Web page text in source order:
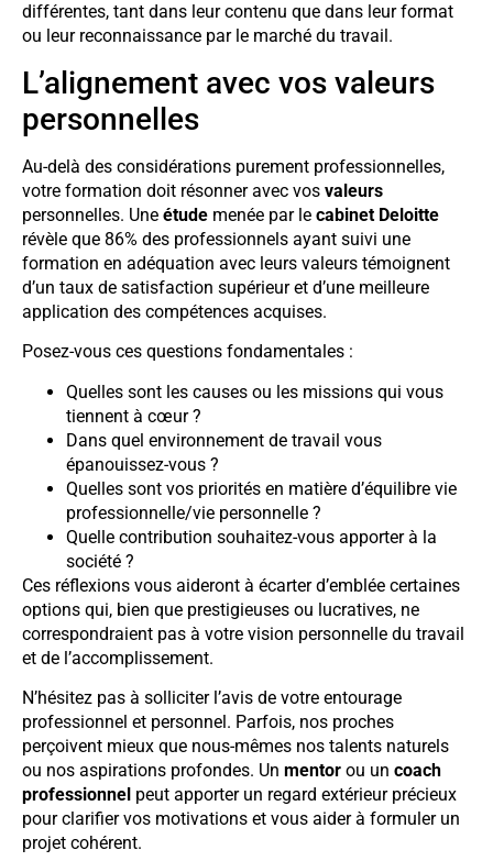
différentes, tant dans leur contenu que dans leur format
ou leur reconnaissance par le marché du travail.
L’alignement avec vos valeurs
personnelles
Au-delà des considérations purement professionnelles,
votre formation doit résonner avec vos valeurs
personnelles. Une étude menée par le cabinet Deloitte
révèle que 86% des professionnels ayant suivi une
formation en adéquation avec leurs valeurs témoignent
d’un taux de satisfaction supérieur et d’une meilleure
application des compétences acquises.
Posez-vous ces questions fondamentales :
Quelles sont les causes ou les missions qui vous
tiennent à cœur ?
Dans quel environnement de travail vous
épanouissez-vous ?
Quelles sont vos priorités en matière d’équilibre vie
professionnelle/vie personnelle ?
Quelle contribution souhaitez-vous apporter à la
société ?
Ces réflexions vous aideront à écarter d’emblée certaines
options qui, bien que prestigieuses ou lucratives, ne
correspondraient pas à votre vision personnelle du travail
et de l’accomplissement.
N’hésitez pas à solliciter l’avis de votre entourage
professionnel et personnel. Parfois, nos proches
perçoivent mieux que nous-mêmes nos talents naturels
ou nos aspirations profondes. Un mentor ou un coach
professionnel peut apporter un regard extérieur précieux
pour clarifier vos motivations et vous aider à formuler un
projet cohérent.